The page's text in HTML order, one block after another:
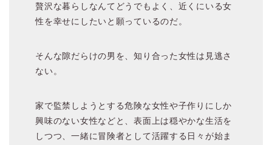
贅沢な暮らしなんてどうでもよく、近くにいる女
性を幸せにしたいと願っているのだ。
そんな隙だらけの男を、知り合った女性は見逃さ
ない。
家で監禁しようとする危険な女性や子作りにしか
興味のない女性などと、表面上は穏やかな生活を
しつつ、一緒に冒険者として活躍する日々が始ま